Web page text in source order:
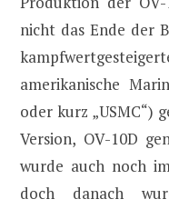
nicht das Ende der
amerikanische
oder kurz „USMC“)
Version, OV-10D
wurde auch noch
doch danach